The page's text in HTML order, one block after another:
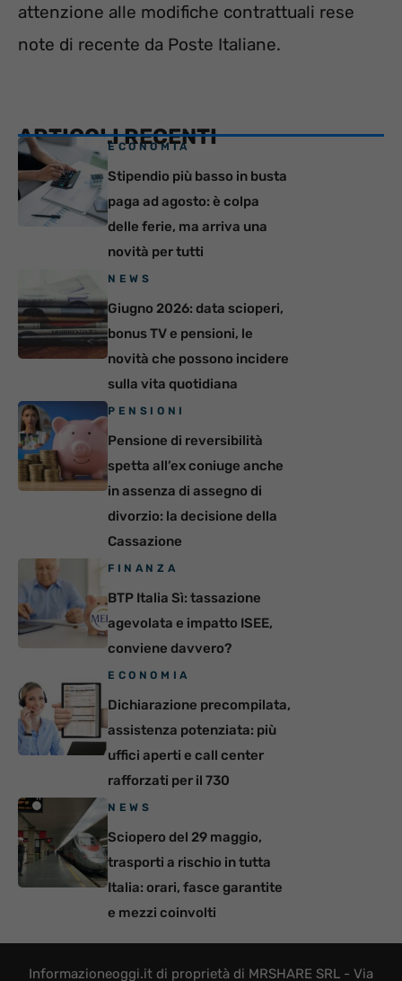
attenzione alle modifiche contrattuali rese
note di recente da Poste Italiane.
ARTICOLI RECENTI
ECONOMIA
Stipendio più basso in busta
paga ad agosto: è colpa
delle ferie, ma arriva una
novità per tutti
NEWS
Giugno 2026: data scioperi,
bonus TV e pensioni, le
novità che possono incidere
sulla vita quotidiana
PENSIONI
Pensione di reversibilità
spetta all’ex coniuge anche
in assenza di assegno di
divorzio: la decisione della
Cassazione
FINANZA
BTP Italia Sì: tassazione
agevolata e impatto ISEE,
conviene davvero?
ECONOMIA
Dichiarazione precompilata,
assistenza potenziata: più
uffici aperti e call center
rafforzati per il 730
NEWS
Sciopero del 29 maggio,
trasporti a rischio in tutta
Italia: orari, fasce garantite
e mezzi coinvolti
Informazioneoggi.it di proprietà di MRSHARE SRL - Via